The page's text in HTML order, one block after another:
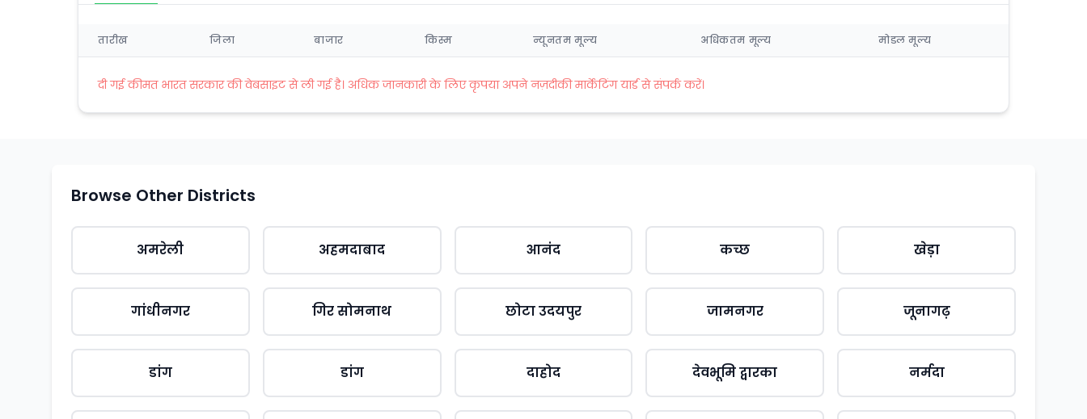
तारीख जिला बाजार किस्म न्यूनतम मूल्य अधिकतम मूल्य मोडल मूल्य
दी गई कीमत भारत सरकार की वेबसाइट से ली गई है। अधिक जानकारी के लिए कृपया अपने नज़दीकी मार्केटिंग यार्ड से संपर्क करें।
Browse Other Districts
अमरेली अहमदाबाद आनंद कच्छ खेड़ा
गांधीनगर गिर सोमनाथ छोटा उदयपुर जामनगर जूनागढ़
डांग डांग दाहोद देवभूमि द्वारका नर्मदा